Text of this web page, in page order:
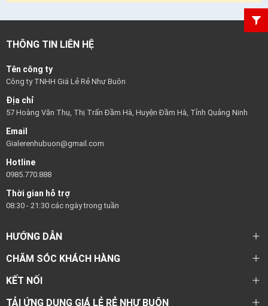
THÔNG TIN LIÊN HỆ
Tên công ty
Công ty TNHH Giá Lẻ Rẻ Như Buôn
Địa chỉ
57 Hoàng Văn Thụ, Thị Trấn Đầm Hà, Huyện Đầm Hà, Tỉnh Quảng Ninh
Email
Gialerenhubuon@gmail.com
Hotline
0985.770.888
Thời gian hỗ trợ
08:30 - 21:30 các ngày trong tuần
HƯỚNG DẪN
CHĂM SÓC KHÁCH HÀNG
KẾT NỐI
TẢI ỨNG DỤNG GIÁ LẺ RẺ NHƯ BUÔN